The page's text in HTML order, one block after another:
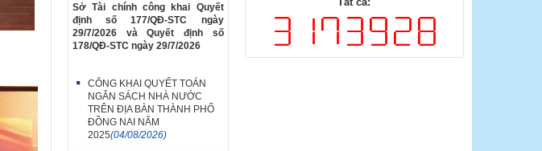
Sở Tài chính công khai Quyết
định số 177/QĐ-STC ngày
29/7/2026 và Quyết định số
178/QĐ-STC ngày 29/7/2026
CÔNG KHAI QUYẾT TOÁN
NGÂN SÁCH NHÀ NƯỚC
TRÊN ĐỊA BÀN THÀNH PHỐ
ĐỒNG NAI NĂM
2025(04/08/2026)